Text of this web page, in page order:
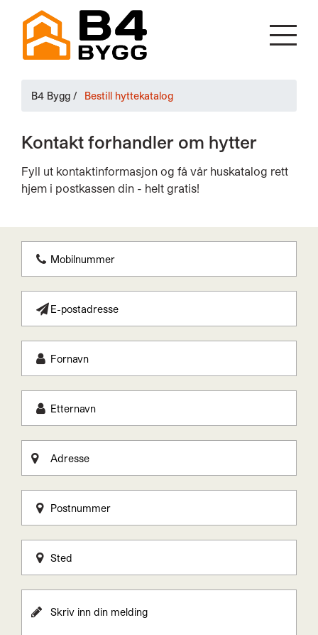
B4 Bygg / Bestill hyttekatalog
Kontakt forhandler om hytter
Fyll ut kontaktinformasjon og få vår huskatalog rett
hjem i postkassen din - helt gratis!